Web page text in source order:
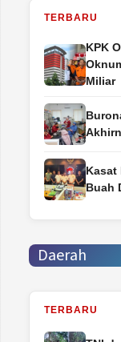
TERBARU
‎KPK
Miliar
Kasat
Buah
Daerah
TERBARU